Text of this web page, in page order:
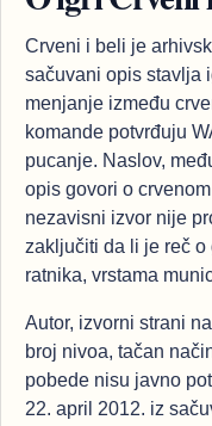
Crveni i beli je
sačuvani opis stavlja
menjanje između
komande potvrđuju
pucanje. Naslov,
opis govori o
nezavisni izvor nije
zaključiti da li je reč o
ratnika, vrstama
Autor, izvorni strani
broj nivoa, tačan
pobede nisu javno
22. april 2012. iz